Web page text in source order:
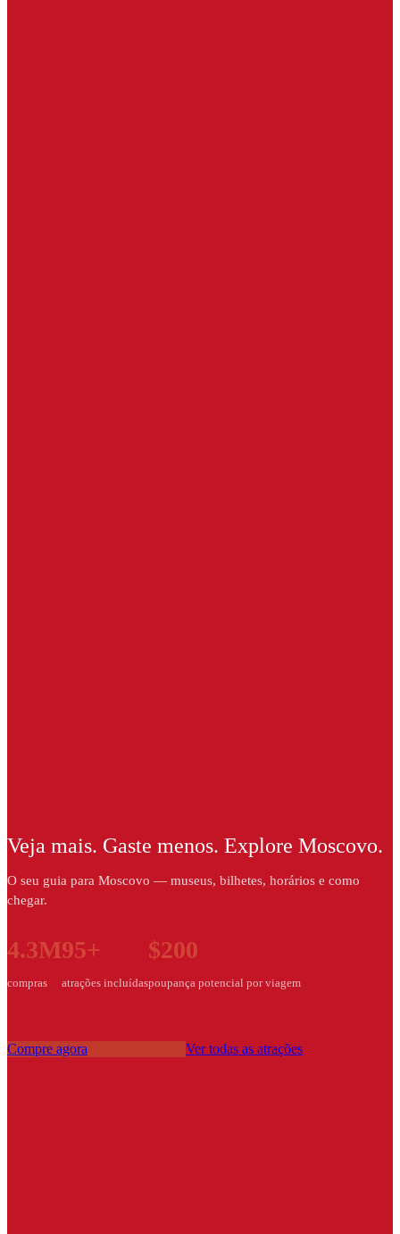
Veja mais. Gaste menos. Explore Moscovo.
O seu guia para Moscovo — museus, bilhetes, horários e como
chegar.
4.3M
compras
95+
atrações incluídas
$200
poupança potencial por viagem
Compre agora Ver todas as atrações